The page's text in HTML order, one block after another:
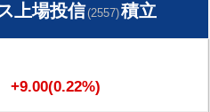
上場投信(2557)積立
+9.00(0.22%)